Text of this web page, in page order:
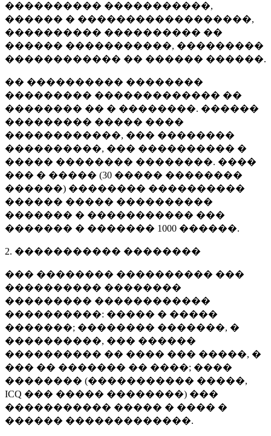
���������� �����������,
������ � ������������������,
���������� ���������� ��
������ �����������, ���������
������������ �� ������ ������.
�� ���������� ��������
��������� ������������� ��
�������� �� � ��������. ������
��������� ����� ����
������������, ��� ��������
����������, ��� ���������� �
����� �������� ��������. ����
��� � ����� (30 ����� ��������
������) �������� ����������
������ ����� ����������
������� � ����������� ���
������� � ������� 1000 ������.
2. ����������� ��������
��� �������� ���������� ���
���������� ��������
��������� ������������
����������: ����� � �����
�������; �������� �������, �
����������, ��� ������
���������� �� ���� ��� �����, �
��� �� ������� �� ����; ����
�������� (����������� �����,
ICQ ��� ����� ��������) ���
����������� ����� � ���� �
������ �������������.